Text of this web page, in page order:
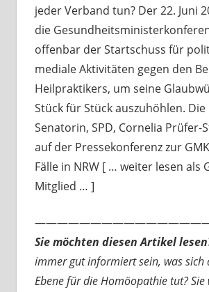
jeder Verband tun? Der 22. Juni
die
offenbar der Startschuss für
mediale Aktivitäten gegen den
Heilpraktikers, um seine
Stück für Stück auszuhöhlen.
Senatorin, SPD, Cornelia Prüfer-
auf der Pressekonferenz zur
Fälle in NRW [ … weiter lesen als
Mitglied … ]
Sie möchten diesen Artikel
immer gut informiert sein, was sich
Ebene für die Homöopathie tut? Sie